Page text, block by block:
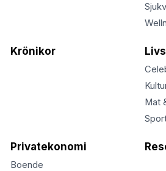
Krönikor
Mat
Privatekonomi
Boende